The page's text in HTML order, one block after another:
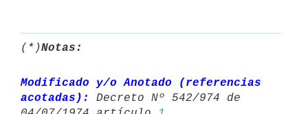
(*)Notas:
Modificado y/o Anotado (referencias
acotadas):
Decreto Nº 542/974 de